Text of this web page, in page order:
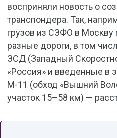
восприняли новость о
транспондера. Так,
грузов из СЗФО в Москву
разные дороги, в том
ЗСД (Западный
«Россия» и введенные в
М-11 (обход «Вышний
участок 15–58 км) —